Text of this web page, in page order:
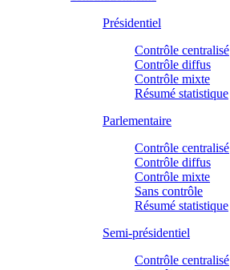
Présidentiel
Contrôle centralisé
Contrôle diffus
Contrôle mixte
Résumé statistique
Parlementaire
Contrôle centralisé
Contrôle diffus
Contrôle mixte
Sans contrôle
Résumé statistique
Semi-présidentiel
Contrôle centralisé